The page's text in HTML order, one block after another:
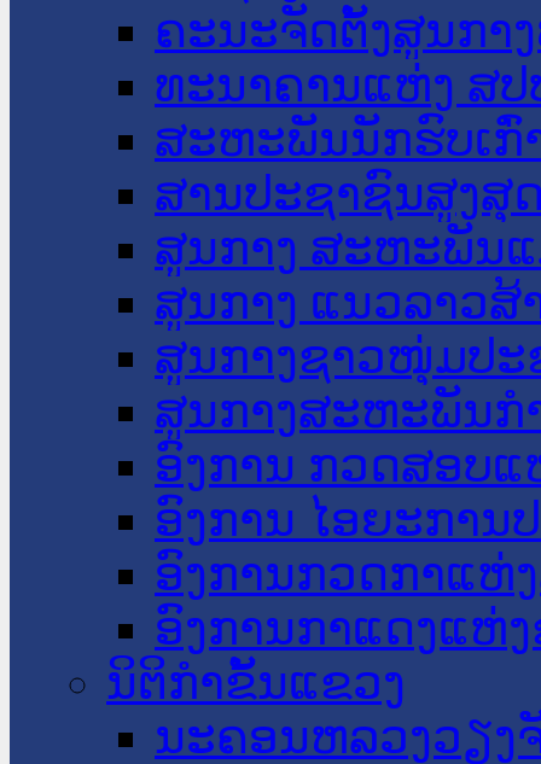
ຄະນະຈັດຕັ້ງສູນກາ
ທະນາຄານແຫ່ງ ສປ
ສະຫະພັນນັກຮົບເກົ່
ສານປະຊາຊົນສູງສຸ
ສູນກາງ ສະຫະພັນ
ສູນກາງ ແນວລາວສ້
ສູນກາງຊາວໜຸ່ມປະ
ສູນກາງສະຫະພັນກ
ອົງການ ກວດສອບແ
ອົງການ ໄອຍະການ
ອົງການກວດກາແຫ່
ອົງການກາແດງແຫ່
ນິຕິກໍາຂັ້ນແຂວງ
ນະ​ຄອນ​ຫລວງວຽງ